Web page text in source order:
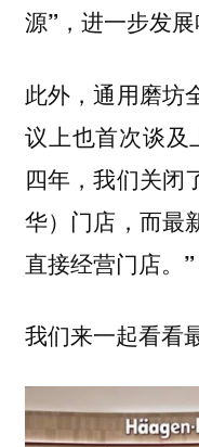
源” ，进一步发
此外，通用磨坊
议上也首次谈及
四年，我们关闭
华） 门店，而最
直接经营门店。”
我们来一起看看